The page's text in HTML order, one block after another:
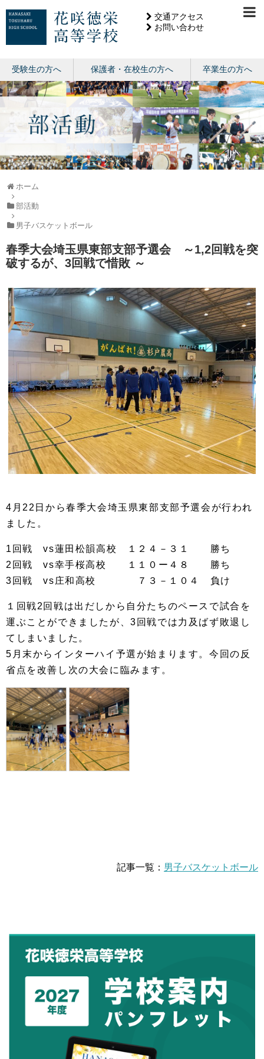
交通アクセス
お問い合わせ
受験生の方へ 保護者・在校生の方へ 卒業生の方へ
ホーム
部活動
男子バスケットボール
春季大会埼玉県東部支部予選会 ～1,2回戦を突
破するが、3回戦で惜敗 ～
4月22日から春季大会埼玉県東部支部予選会が行われ
ました。
1回戦 vs蓮田松韻高校 １２４－３１ 勝ち
2回戦 vs幸手桜高校 １１０ー４８ 勝ち
3回戦 vs庄和高校 ７３－１０４ 負け
１回戦2回戦は出だしから自分たちのペースで試合を
運ぶことができましたが、3回戦では力及ばず敗退し
てしまいました。
5月末からインターハイ予選が始まります。今回の反
省点を改善し次の大会に臨みます。
記事一覧： 男子バスケットボール